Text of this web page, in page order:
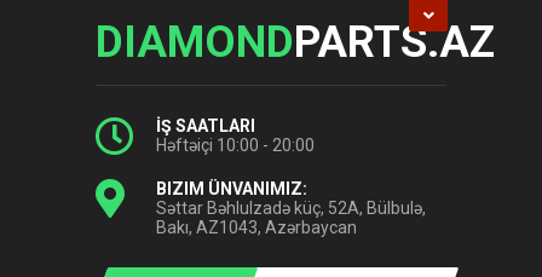
DIAMONDPARTS.AZ
İŞ SAATLARI
Həftəiçi 10:00 - 20:00
BIZIM ÜNVANIMIZ:
Səttar Bəhlulzadə küç, 52A, Bülbulə,
Bakı, AZ1043, Azərbaycan